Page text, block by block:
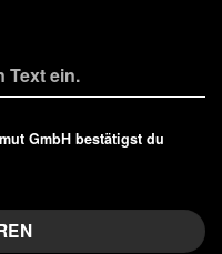
GmbH bestätigst du